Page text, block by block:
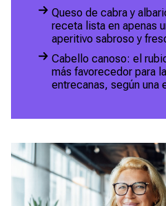
Queso de cabra y
receta lista en apenas
aperitivo sabroso y
Cabello canoso: el
más favorecedor para
entrecanas, según una